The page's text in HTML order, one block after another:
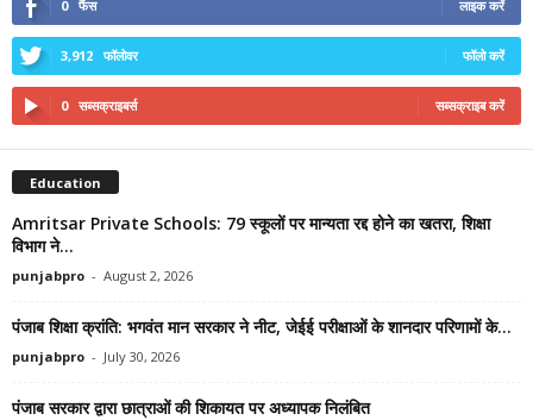
0 फैंस लाइक करें
3,912 फॉलोवर फॉलो करें
0 सब्सक्राइबर्स सब्सक्राइब करें
Education
Amritsar Private Schools: 79 स्कूलों पर मान्यता रद्द होने का खतरा, शिक्षा
विभाग ने...
punjabpro - August 2, 2026
पंजाब शिक्षा क्रांति: भगवंत मान सरकार ने नीट, जेईई परीक्षाओं के शानदार परिणामों के...
punjabpro - July 30, 2026
पंजाब सरकार द्वारा छात्राओं की शिकायत पर अध्यापक निलंबित